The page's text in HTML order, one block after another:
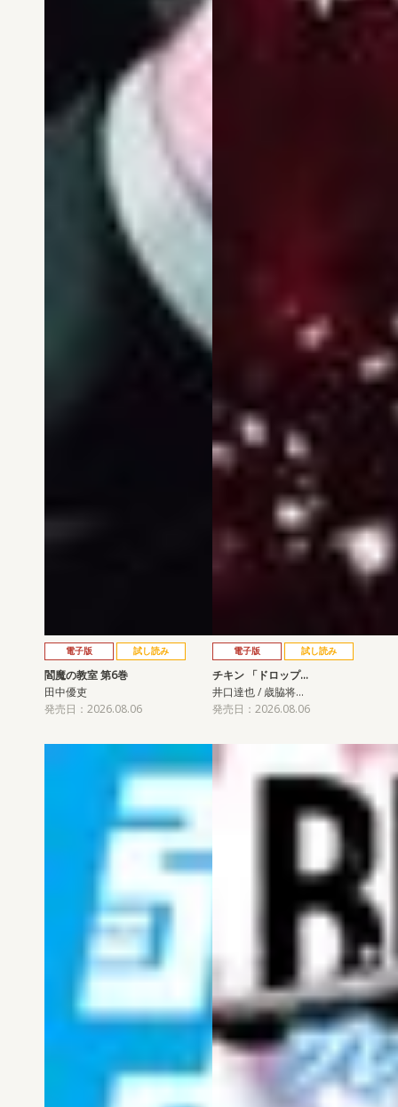
電子版 試し読み
閻魔の教室 第6巻
田中優吏
発売日：2026.08.06
電子版 試し読み
チキン 「ドロップ…
井口達也 / 歳脇将…
発売日：2026.08.06